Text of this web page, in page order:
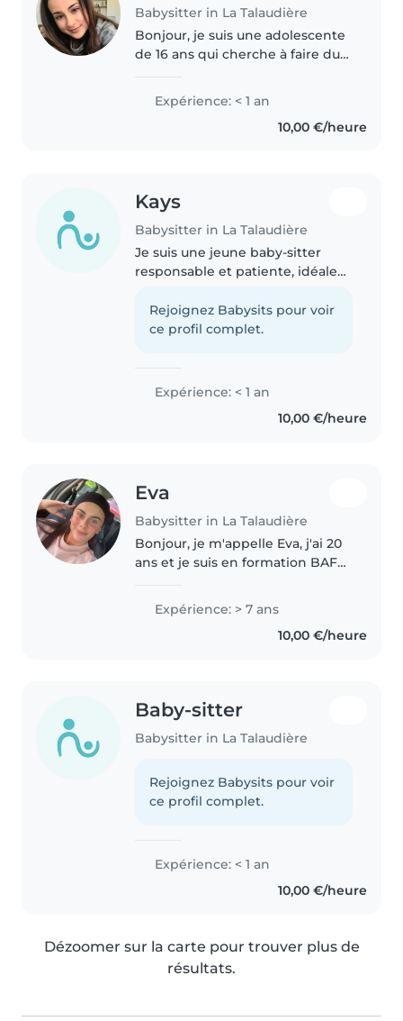
Babysitter in La Talaudière
Bonjour, je suis une adolescente
de 16 ans qui cherche à faire du
Talaudière. Je sais faire preuve
de patience et je serai heureuse
de garder vos enfants...
Expérience: < 1 an
10,00 €/heure
Kays
Babysitter in La Talaudière
Je suis une jeune baby-sitter
responsable et patiente, idéale
domicile. Bien que je n'aie pas
d'expérience formelle, je
Rejoignez Babysits pour voir
ce profil complet.
Expérience: < 1 an
10,00 €/heure
Eva
Babysitter in La Talaudière
Bonjour, je m'appelle Eva, j'ai 20
ans et je suis en formation BAFA.
enfants grâce à ma petite sœur
de 7 ans et mes petites cousines
Expérience: > 7 ans
10,00 €/heure
Baby-sitter
Babysitter in La Talaudière
Rejoignez Babysits pour voir
ce profil complet.
Expérience: < 1 an
10,00 €/heure
Dézoomer sur la carte pour trouver plus de
résultats.